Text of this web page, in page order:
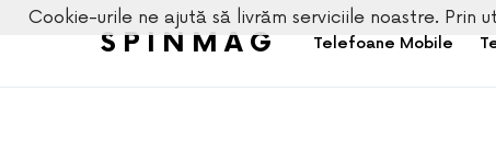
SPINMAG Telefoane Mobile
Cookie-urile ne ajută să livrăm serviciile noastre. Prin